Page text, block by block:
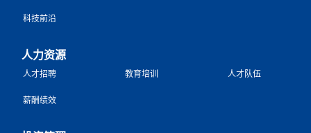
科技前沿
人力资源
人才招聘 教育培训 人才队伍
薪酬绩效